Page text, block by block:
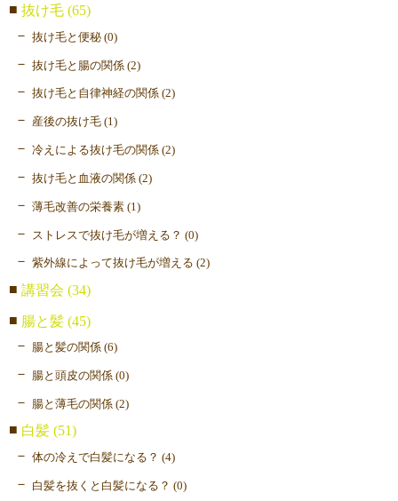
抜け毛 (65)
抜け毛と便秘 (0)
抜け毛と腸の関係 (2)
抜け毛と自律神経の関係 (2)
産後の抜け毛 (1)
冷えによる抜け毛の関係 (2)
抜け毛と血液の関係 (2)
薄毛改善の栄養素 (1)
ストレスで抜け毛が増える？ (0)
紫外線によって抜け毛が増える (2)
講習会 (34)
腸と髪 (45)
腸と髪の関係 (6)
腸と頭皮の関係 (0)
腸と薄毛の関係 (2)
白髪 (51)
体の冷えで白髪になる？ (4)
白髪を抜くと白髪になる？ (0)